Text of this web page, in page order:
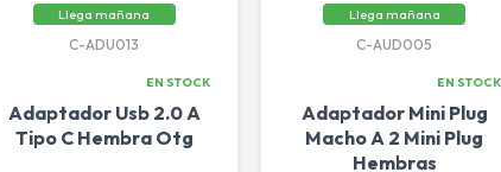
Llega mañana
C-ADU013
EN STOCK
Adaptador Usb 2.0 A
Tipo C Hembra Otg
Llega mañana
C-AUD005
EN STOCK
Adaptador Mini Plug
Macho A 2 Mini Plug
Hembras